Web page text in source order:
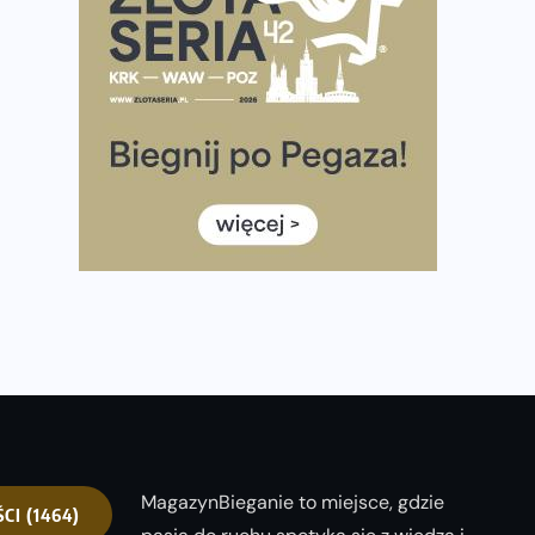
Tętno vs tempo – czym kierować się w bieganiu?
Co ma dużo białka? Produkty, które warto włączyć do
Rozbiegany Olsztyn szykuje się na weekend z
Już w tę sobotę 35. Bieg Powstania Warszawskiego.
(1464)
MagazynBieganie to miejsce, gdzie